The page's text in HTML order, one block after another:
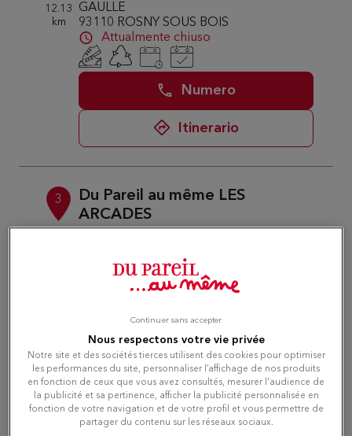
12.13
km
GAULLE
93110 ROSNY SOUS BOIS
Attualmente chiuso
Numero
Itinerario
3
Du Pareil au même LES
ARCADES
Attualmente chiuso
Numero
Itinerario
Du Pareil au même BELLEVILLE
Nous respectons votre vie privée
Notre site et des sociétés tierces utilisent des cookies pour optimiser
les performances du site, personnaliser l’affichage de nos produits
en fonction de ceux que vous avez consultés, mesurer l'audience de
la publicité et sa pertinence, afficher la publicité personnalisée en
fonction de votre navigation et de votre profil et vous permettre de
partager du contenu sur les réseaux sociaux.
Continuer sans accepter